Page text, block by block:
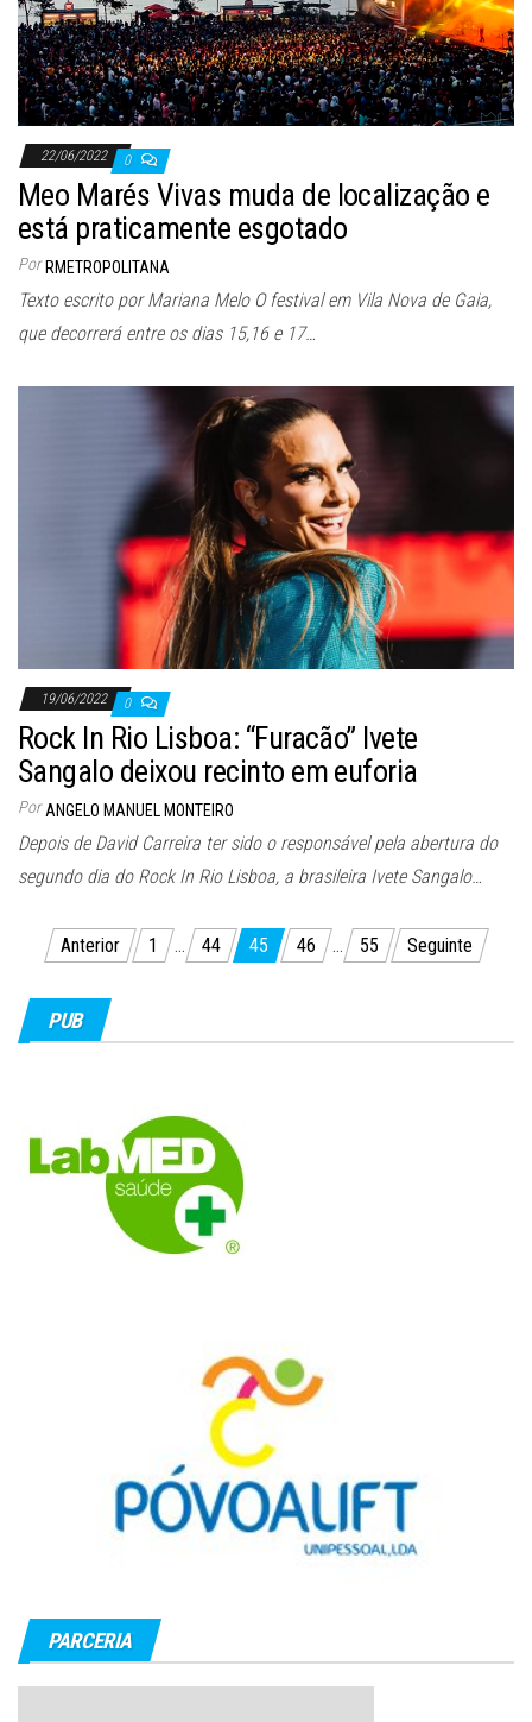
22/06/2022 0
Meo Marés Vivas muda de localização e
está praticamente esgotado
Por RMETROPOLITANA
Texto escrito por Mariana Melo O festival em Vila Nova de Gaia,
que decorrerá entre os dias 15,16 e 17…
19/06/2022 0
Rock In Rio Lisboa: “Furacão” Ivete
Sangalo deixou recinto em euforia
Por ANGELO MANUEL MONTEIRO
Depois de David Carreira ter sido o responsável pela abertura do
segundo dia do Rock In Rio Lisboa, a brasileira Ivete Sangalo…
Paginação
conteúdos
Anterior 1 … 44 45 46 … 55 Seguinte
PUB
PARCERIA